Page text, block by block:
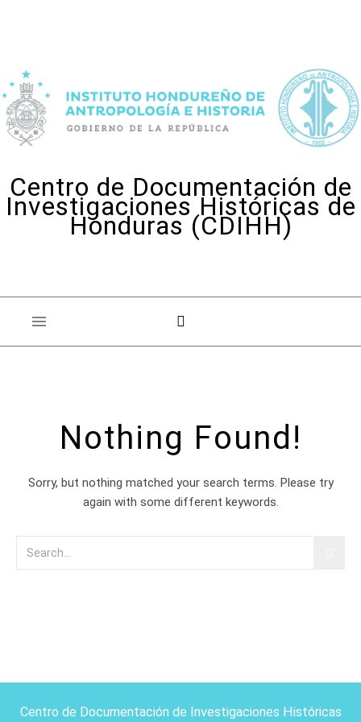
Centro de Documentación de
Investigaciones Históricas de
Honduras (CDIHH)
Nothing Found!
Sorry, but nothing matched your search terms. Please try
again with some different keywords.
Centro de Documentación de Investigaciones Históricas